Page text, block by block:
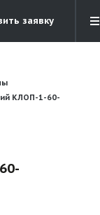
заявку
07
КЛОП-1-60-